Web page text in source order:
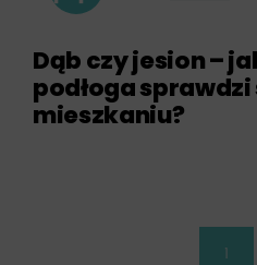
Dąb czy jesion –
podłoga sprawdzi
mieszkaniu?
1